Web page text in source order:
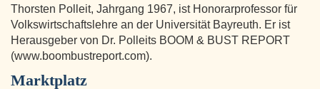
Thorsten Polleit, Jahrgang 1967, ist Honorarprofessor für
Volkswirtschaftslehre an der Universität Bayreuth. Er ist
Herausgeber von Dr. Polleits BOOM & BUST REPORT
(www.boombustreport.com).
Marktplatz